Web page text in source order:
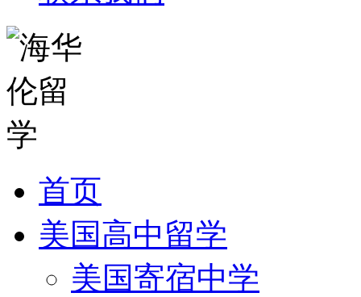
首页
美国高中留学
美国寄宿中学